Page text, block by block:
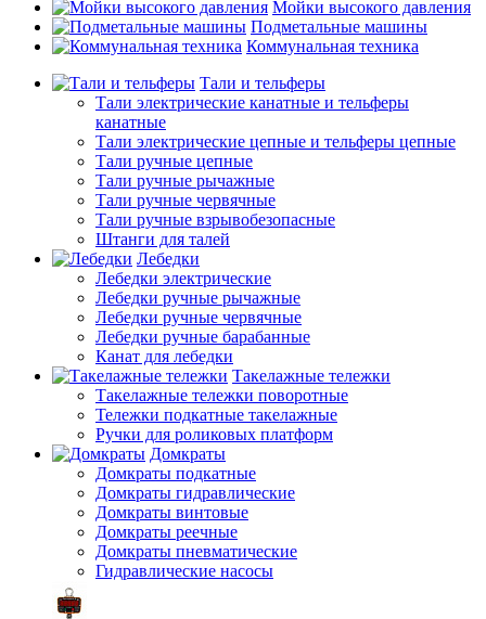
Мойки высокого давления
Подметальные машины
Коммунальная техника
Тали и тельферы
Тали электрические канатные и тельферы
канатные
Тали электрические цепные и тельферы цепные
Тали ручные цепные
Тали ручные рычажные
Тали ручные червячные
Тали ручные взрывобезопасные
Штанги для талей
Лебедки
Лебедки электрические
Лебедки ручные рычажные
Лебедки ручные червячные
Лебедки ручные барабанные
Канат для лебедки
Такелажные тележки
Такелажные тележки поворотные
Тележки подкатные такелажные
Ручки для роликовых платформ
Домкраты
Домкраты подкатные
Домкраты гидравлические
Домкраты винтовые
Домкраты реечные
Домкраты пневматические
Гидравлические насосы